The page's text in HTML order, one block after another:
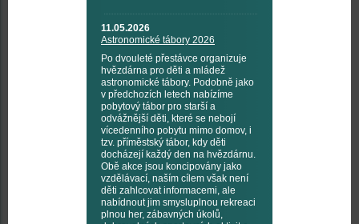
11.05.2026
Astronomické tábory 2026
Po dvouleté přestávce organizuje
hvězdárna pro děti a mládež
astronomické tábory. Podobně jako
v předchozích letech nabízíme
pobytový tábor pro starší a
odvážnější děti, které se nebojí
vícedenního pobytu mimo domov, i
tzv. příměstský tábor, kdy děti
docházejí každý den na hvězdárnu.
Obě akce jsou koncipovány jako
vzdělávací, naším cílem však není
děti zahlcovat informacemi, ale
nabídnout jim smysluplnou rekreaci
plnou her, zábavných úkolů,